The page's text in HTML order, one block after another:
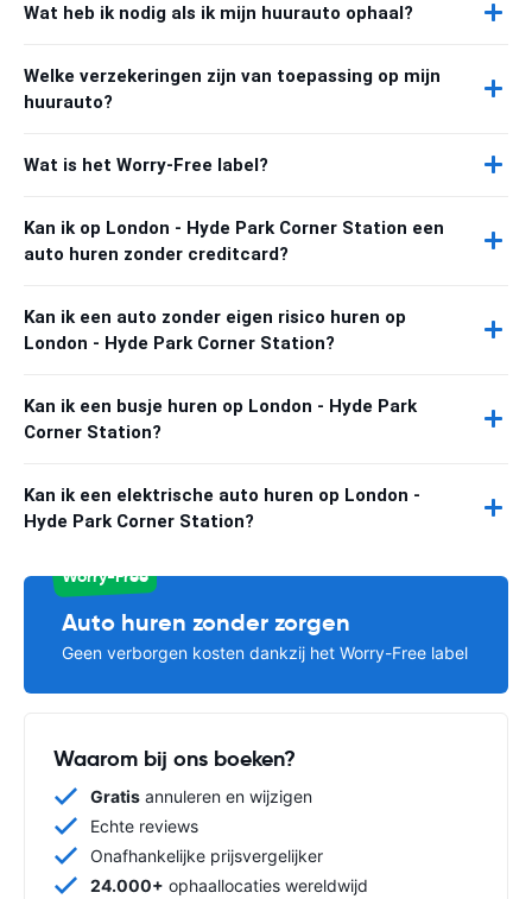
Wat heb ik nodig als ik mijn huurauto ophaal?
Welke verzekeringen zijn van toepassing op mijn
huurauto?
Wat is het Worry-Free label?
Kan ik op London - Hyde Park Corner Station een
auto huren zonder creditcard?
Kan ik een auto zonder eigen risico huren op
London - Hyde Park Corner Station?
Kan ik een busje huren op London - Hyde Park
Corner Station?
Kan ik een elektrische auto huren op London -
Hyde Park Corner Station?
Worry-Free
Auto huren zonder zorgen
Geen verborgen kosten dankzij het Worry-Free label
Waarom bij ons boeken?
Gratis annuleren en wijzigen
Echte reviews
Onafhankelijke prijsvergelijker
24.000+ ophaallocaties wereldwijd